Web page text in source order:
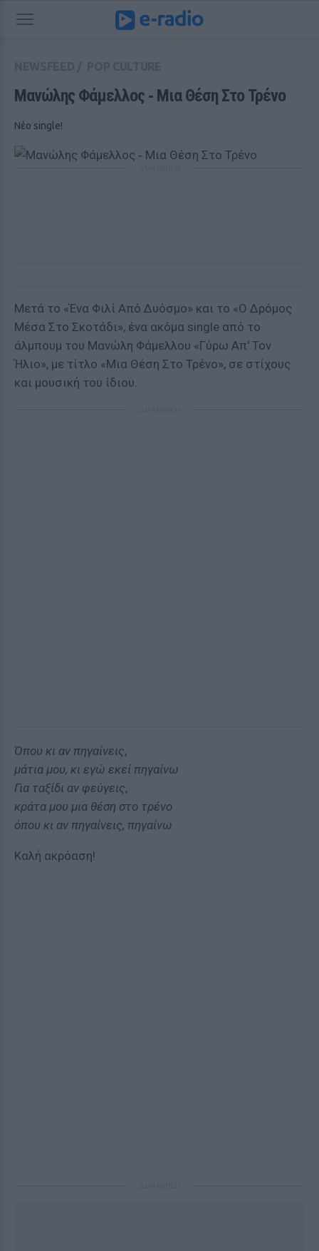
Μανώλης Φάμελλος ‑ Μια Θέση Στο Τρένο
Νέο single!
Mετά το «Ένα Φιλί Από Δυόσμο» και το «Ο Δρόμος
Μέσα Στο Σκοτάδι», ένα ακόμα single από το
άλμπουμ του Μανώλη Φάμελλου «Γύρω Απ' Τον
Ήλιο», με τίτλο «Μια Θέση Στο Τρένο», σε στίχους
και μουσική του ίδιου.
Όπου κι αν πηγαίνεις,
μάτια μου, κι εγώ εκεί πηγαίνω
Για ταξίδι αν φεύγεις,
κράτα μου μια θέση στο τρένο
όπου κι αν πηγαίνεις, πηγαίνω
Καλή ακρόαση!